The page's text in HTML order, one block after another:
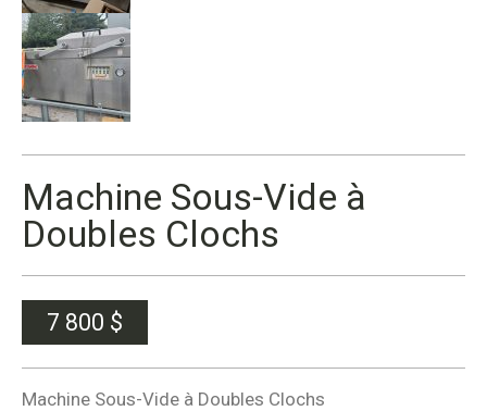
Machine Sous-Vide à
Doubles Clochs
7 800 $
Machine Sous-Vide à Doubles Clochs